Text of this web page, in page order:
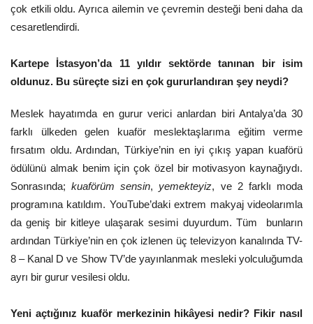
çok etkili oldu. Ayrıca ailemin ve çevremin desteği beni daha da
cesaretlendirdi.
Kartepe İstasyon’da 11 yıldır sektörde tanınan bir isim
oldunuz. Bu süreçte sizi en çok gururlandıran şey neydi?
Meslek hayatımda en gurur verici anlardan biri Antalya’da 30
farklı ülkeden gelen kuaför meslektaşlarıma eğitim verme
fırsatım oldu. Ardından, Türkiye’nin en iyi çıkış yapan kuaförü
ödülünü almak benim için çok özel bir motivasyon kaynağıydı.
Sonrasında;kuaförüm sensin, yemekteyiz, ve 2 farklı moda
programına katıldım. YouTube’daki extrem makyaj videolarımla
da geniş bir kitleye ulaşarak sesimi duyurdum. Tüm bunların
ardından Türkiye’nin en çok izlenen üç televizyon kanalında TV-
8 – Kanal D ve Show TV’de yayınlanmak mesleki yolculuğumda
ayrı bir gurur vesilesi oldu.
Yeni açtığınız kuaför merkezinin hikâyesi nedir? Fikir nasıl